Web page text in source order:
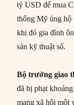
tỷ USD để mua
thống Mỹ ủng hộ
khi đó gia đình
sản kỹ thuật số.
Bộ trưởng giao
đã bị phạt
mạng xã hội một